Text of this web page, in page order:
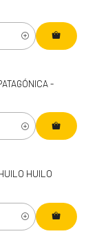
-
HUILO